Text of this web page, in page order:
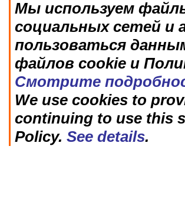
Мы используем
социальных сетей и
пользоваться
файлов cookie и
Смотрите
We use cookies to
continuing to use this
Policy. See details.